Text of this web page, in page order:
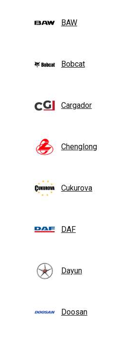
BAW
Bobcat
Cargador
Chenglong
Cukurova
DAF
Dayun
Doosan